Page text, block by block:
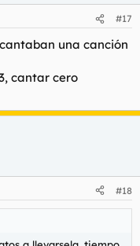
#17
una canción
cantar cero
#18